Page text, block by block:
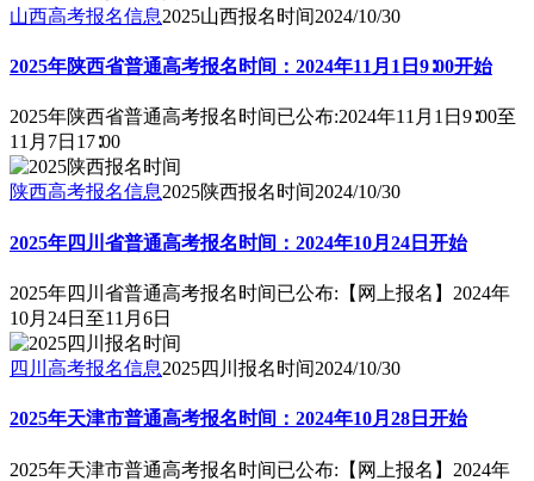
山西高考报名信息2025山西报名时间2024/10/30
2025年陕西省普通高考报名时间：2024年11月1日9∶00开始
2025年陕西省普通高考报名时间已公布:2024年11月1日9∶00至
11月7日17∶00
陕西高考报名信息2025陕西报名时间 2024/10/30
2025年四川省普通高考报名时间：2024年10月24日开始
2025年四川省普通高考报名时间已公布:【网上报名】2024年
10月24日至11月6日
四川高考报名信息2025四川报名时间2024/10/30
2025年天津市普通高考报名时间：2024年10月28日开始
2025年天津市普通高考报名时间已公布:【网上报名】2024年